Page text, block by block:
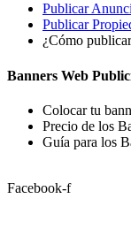
Publicar
Publicar
¿Cómo
Banners Web
Colocar tu
Precio de los
Guía para los
Facebook-f